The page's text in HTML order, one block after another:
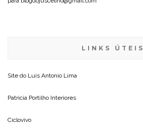
LINKS ÚTEIS
Site do Luis Antonio Lima
Patricia Portilho Interiores
Ciclovivo